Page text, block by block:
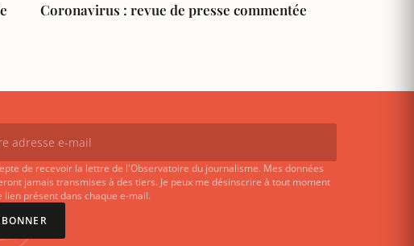
Coronavirus : revue de presse commentée
de recevoir la lettre de l'Observatoire du journalisme. Mes données
jamais transmises à des tiers. Je peux me désinscrire à tout moment
lien présent dans chaque e-mail.